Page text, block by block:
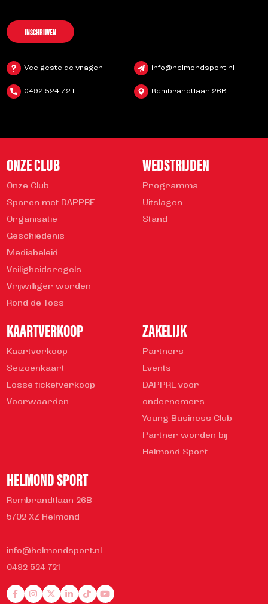
INSCHRIJVEN
Veelgestelde vragen info@helmondsport.nl
0492 524 721 Rembrandtlaan 26B
ONZE CLUB
Onze Club
Sparen met DAPPRE
Organisatie
Geschiedenis
Mediabeleid
Veiligheidsregels
Vrijwilliger worden
Rond de Toss
WEDSTRIJDEN
Programma
Uitslagen
Stand
KAARTVERKOOP
Kaartverkoop
Seizoenkaart
Losse ticketverkoop
Voorwaarden
ZAKELIJK
Partners
Events
DAPPRE voor
ondernemers
Young Business Club
Partner worden bij
Helmond Sport
HELMOND SPORT
Rembrandtlaan 26B
5702 XZ Helmond
info@helmondsport.nl
0492 524 721